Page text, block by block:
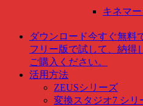
キネマー
ダウンロード今すぐ無料
フリー版で試して、納得
ご購入ください。
活用方法
ZEUSシリーズ
変換スタジオ7 シリ